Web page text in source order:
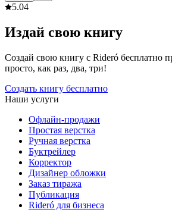
5.04
Издай свою книгу
Создай свою книгу с Rideró бесплатно
просто, как раз, два, три!
Создать книгу бесплатно
Наши услуги
Офлайн-продажи
Простая верстка
Ручная верстка
Буктрейлер
Корректор
Дизайнер обложки
Заказ тиража
Публикация
Rideró для бизнеса